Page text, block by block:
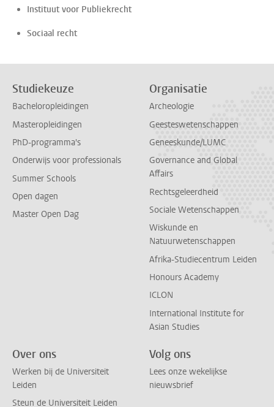
Instituut voor Publiekrecht
Sociaal recht
Studiekeuze
Bacheloropleidingen
Masteropleidingen
PhD-programma's
Onderwijs voor professionals
Summer Schools
Open dagen
Master Open Dag
Organisatie
Archeologie
Geesteswetenschappen
Geneeskunde/LUMC
Governance and Global
Affairs
Rechtsgeleerdheid
Sociale Wetenschappen
Wiskunde en
Natuurwetenschappen
Afrika-Studiecentrum Leiden
Honours Academy
ICLON
International Institute for
Asian Studies
Over ons
Werken bij de Universiteit
Leiden
Steun de Universiteit Leiden
Volg ons
Lees onze wekelijkse
nieuwsbrief